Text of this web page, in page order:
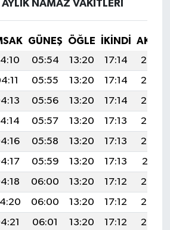
AYLIK NAMAZ VAKITLERI
GÜNEŞ ÖĞLE İKINDI
05:54 13:20 17:14
20:36
05:55 13:20 17:14
20:35
05:56 13:20 17:14
20:34
05:57 13:20 17:13
20:33
05:58 13:20 17:13
20:32
05:59 13:20 17:13
20:31
06:00 13:20 17:12
20:30
06:00 13:20 17:12
20:29
06:01 13:20 17:12
20:28